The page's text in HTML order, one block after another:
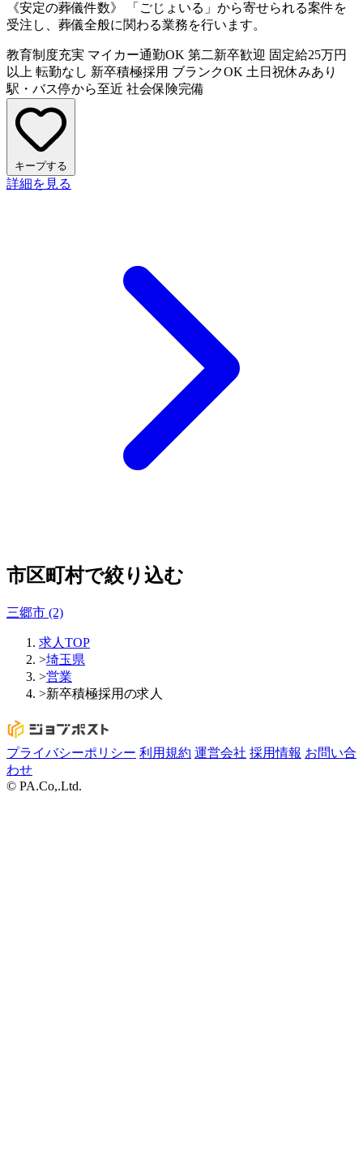
《安定の葬儀件数》 「ごじょいる」から寄せられる案件を
受注し、葬儀全般に関わる業務を⾏います。
教育制度充実 マイカー通勤OK 第二新卒歓迎 固定給25万円
以上 転勤なし 新卒積極採用 ブランクOK 土日祝休みあり
駅・バス停から至近 社会保険完備
キープする
詳細を見る
市区町村で絞り込む
三郷市 (2)
求人TOP
>埼玉県
>営業
>新卒積極採用の求人
プライバシーポリシー 利用規約 運営会社 採用情報 お問い合
わせ
© PA.Co,.Ltd.